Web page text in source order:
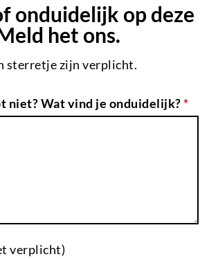
onduidelijk op deze
het ons.
sterretje zijn verplicht.
niet? Wat vind je onduidelijk?*
verplicht)